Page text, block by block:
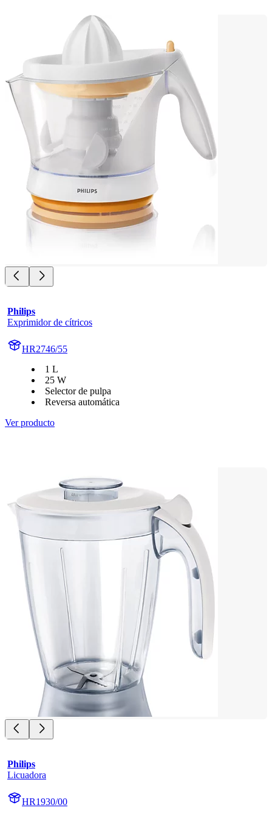
Philips
Exprimidor de cítricos
HR2746/55
1 L
25 W
Selector de pulpa
Reversa automática
Ver producto
Philips
Licuadora
HR1930/00